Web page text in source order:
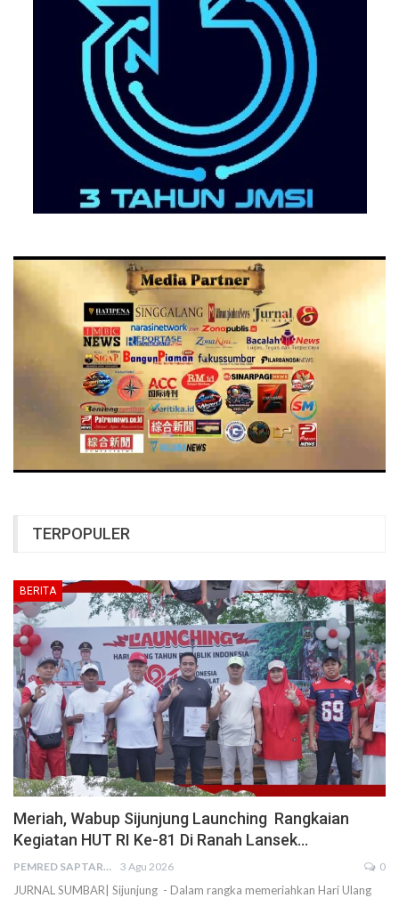
TERPOPULER
BERITA
Meriah, Wabup Sijunjung Launching Rangkaian
Kegiatan HUT RI Ke-81 Di Ranah Lansek…
PEMRED SAPTARIUS 3 Agu 2026 0
JURNAL SUMBAR| Sijunjung - Dalam rangka memeriahkan Hari Ulang